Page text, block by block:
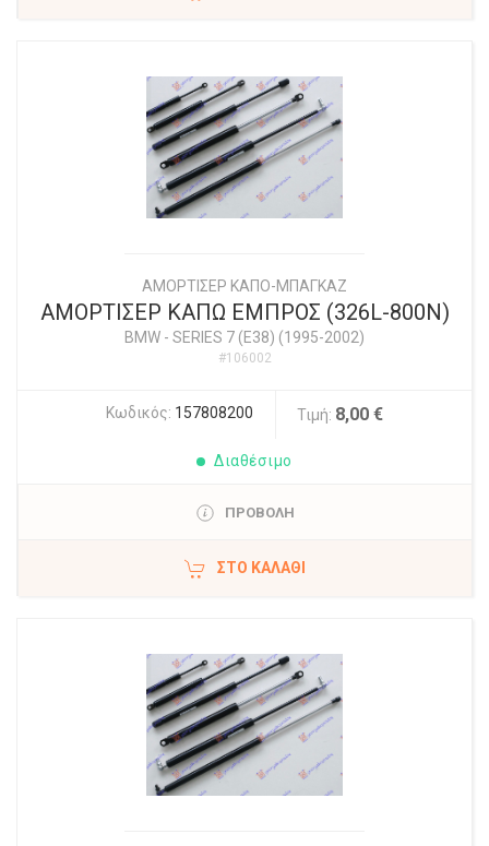
ΑΜΟΡΤΙΣΕΡ ΚΑΠΟ-ΜΠΑΓΚΑΖ
ΑΜΟΡΤΙΣΕΡ ΚΑΠΩ ΕΜΠΡΟΣ (326L-800N)
BMW - SERIES 7 (E38) (1995-2002)
#106002
Κωδικός: 157808200 Τιμή: 8,00 €
Διαθέσιμο
ΠΡΟΒΟΛΗ
ΣΤΟ ΚΑΛΆΘΙ